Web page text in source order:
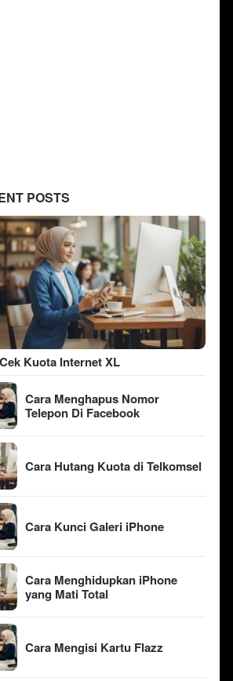
POSTS
Kuota Internet XL
Cara Menghapus Nomor
Telepon Di Facebook
Cara Hutang Kuota di Telkomsel
Cara Kunci Galeri iPhone
Cara Menghidupkan iPhone
yang Mati Total
Cara Mengisi Kartu Flazz